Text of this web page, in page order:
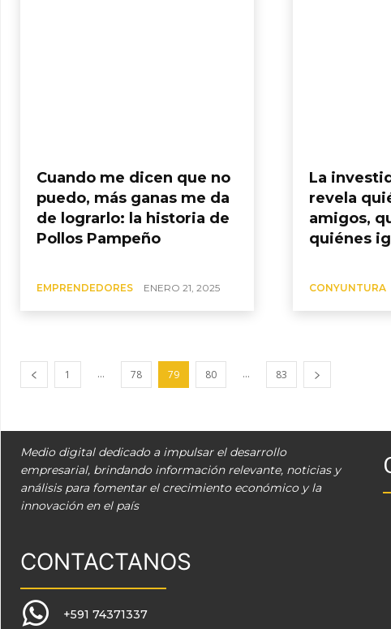
Cuando me dicen que no
puedo, más ganas me da
de lograrlo: la historia de
Pollos Pampeño
EMPRENDEDORES ENERO 21, 2025
La
revela
amigos,
quiénes
CONYUNTURA
1 ... 78 79 80 ... 83
Medio digital dedicado a impulsar el desarrollo
empresarial, brindando información relevante, noticias y
análisis para fomentar el crecimiento económico y la
innovación en el país
CONTACTANOS
+591 74371337